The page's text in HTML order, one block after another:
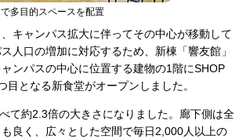
多目的スペースを配置
キャンパス拡大に伴ってその中心が移動して
人口の増加に対応するため、新棟「響友館」
ンパスの中心に位置する建物の1階にSHOP
目となる新食堂がオープンしました。
て約2.3倍の大きさになりました。廊下側は全
良く、広々とした空間で毎日2,000人以上の